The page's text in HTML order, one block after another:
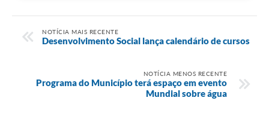
NOTÍCIA MAIS RECENTE
Desenvolvimento Social lança calendário de cursos
NOTÍCIA MENOS RECENTE
Programa do Município terá espaço em evento
Mundial sobre água